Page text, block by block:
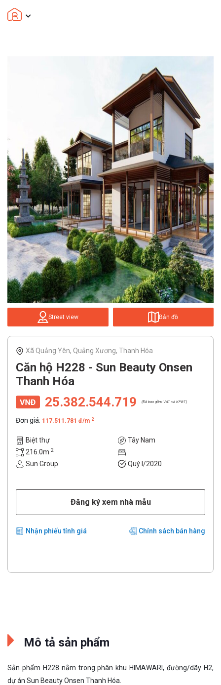
Street view Bản đồ
Xã Quảng Yên, Quảng Xương, Thanh Hóa
Căn hộ H228 - Sun Beauty Onsen
Thanh Hóa
25.382.544.719 (Đã bao gồm VAT và KPBT)
Đơn giá: 117.511.781 đ/m 2
Biệt thự
Tây Nam
216.0m 2
Sun Group Quý I/2020
Đăng ký xem nhà mẫu
Nhận phiếu tính giá Chính sách bán hàng
Mô tả sản phẩm
Sản phẩm H228 nằm trong phân khu HIMAWARI, đường/dãy H2,
dự án Sun Beauty Onsen Thanh Hóa.